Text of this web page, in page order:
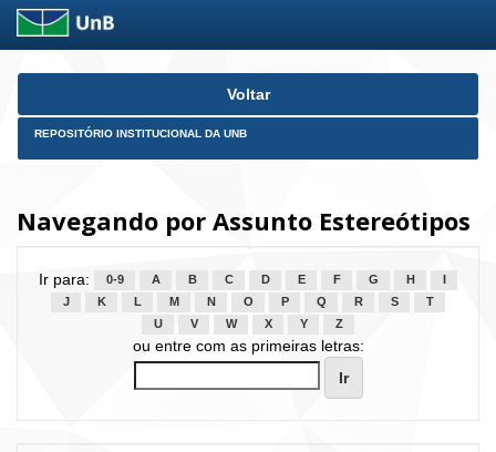
Skip
Voltar
REPOSITÓRIO INSTITUCIONAL DA UNB
Navegando por Assunto Estereótipos
Ir para: 0-9 A B C D E F G H
J
K L M N O P Q R S
T
U
V W X Y Z
ou entre com as primeiras letras: